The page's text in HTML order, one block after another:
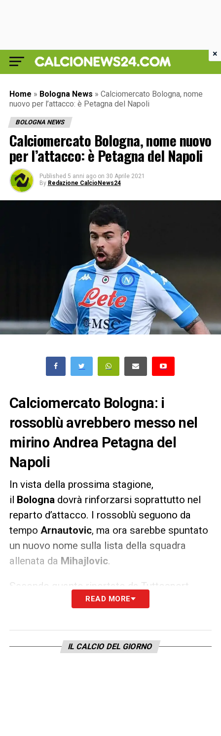
Home » Bologna News » Calciomercato Bologna, nome
nuovo per l’attacco: è Petagna del Napoli
BOLOGNA NEWS
Calciomercato Bologna, nome nuovo
per l’attacco: è Petagna del Napoli
Published 5 anni ago on 30 Aprile 2021
By Redazione CalcioNews24
Calciomercato Bologna: i
rossoblù avrebbero messo nel
mirino Andrea Petagna del
Napoli
In vista della prossima stagione,
il Bologna dovrà rinforzarsi soprattutto nel
reparto d’attacco. I rossoblù seguono da
tempo Arnautovic, ma ora sarebbe spuntato
un nuovo nome sulla lista della squadra
allenata da Mihajlovic.
Secondo quanto riportato da Tuttosport,
avrebbe messo gli occhi
stato poco utilizzato alNapoli.
READ MORE
IL CALCIO DEL GIORNO
×